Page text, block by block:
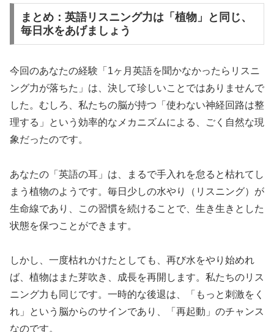
まとめ：英語リスニング力は「植物」と同じ、
毎日水をあげましょう
今回のあなたの経験「1ヶ月英語を聞かなかったらリスニ
ング力が落ちた」は、決して珍しいことではありませんで
した。むしろ、私たちの脳が持つ「使わない神経回路は整
理する」という効率的なメカニズムによる、ごく自然な現
象だったのです。
あなたの「英語の耳」は、まるで手入れを怠ると枯れてし
まう植物のようです。毎日少しの水やり（リスニング）が
生命線であり、この習慣を続けることで、生き生きとした
状態を保つことができます。
しかし、一度枯れかけたとしても、再び水をやり始めれ
ば、植物はまた芽吹き、成長を再開します。私たちのリス
ニング力も同じです。一時的な後退は、「もっと刺激をく
れ」という脳からのサインであり、「再起動」のチャンス
なのです。